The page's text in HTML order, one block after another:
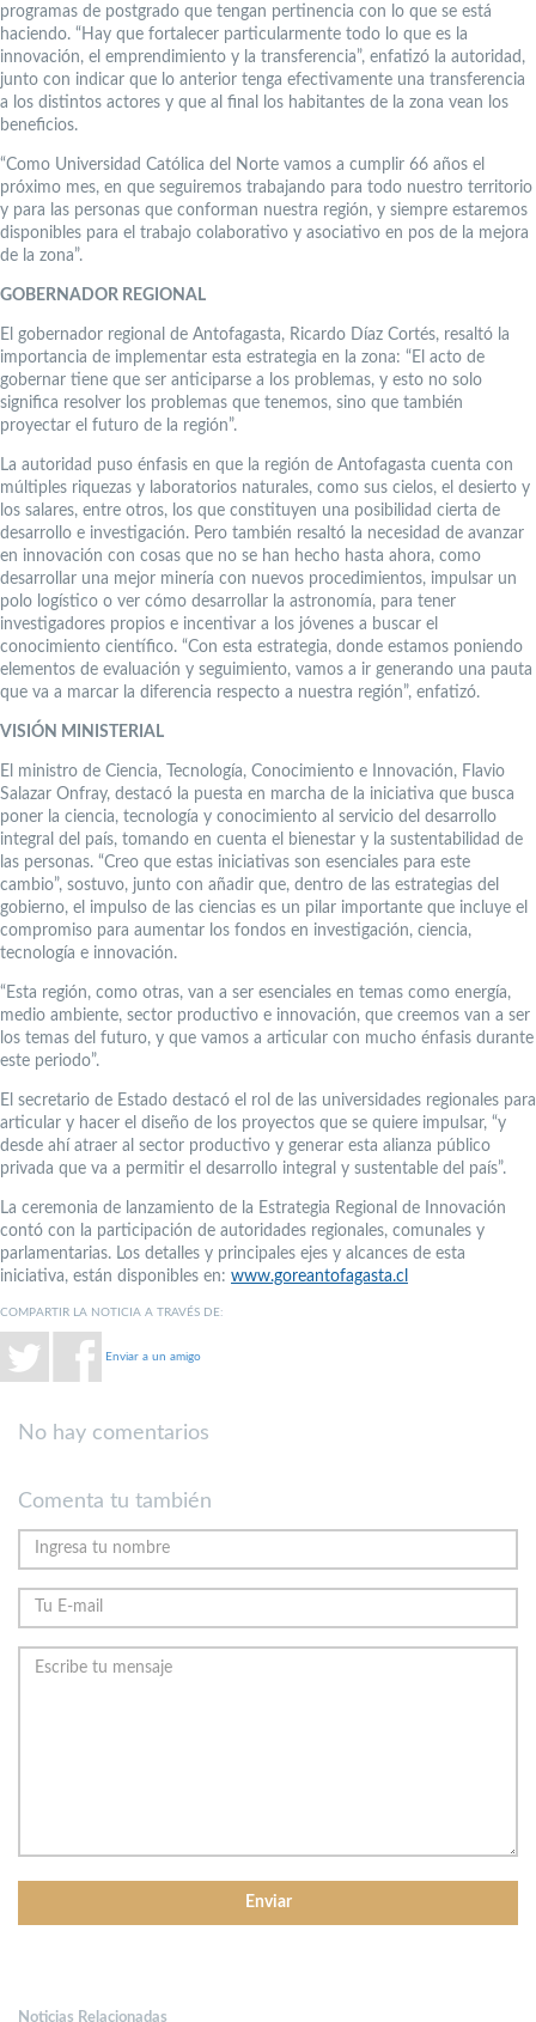
programas de postgrado que tengan pertinencia con lo que se está
haciendo. “Hay que fortalecer particularmente todo lo que es la
innovación, el emprendimiento y la transferencia”, enfatizó la autoridad,
junto con indicar que lo anterior tenga efectivamente una transferencia
a los distintos actores y que al final los habitantes de la zona vean los
beneficios.
“Como Universidad Católica del Norte vamos a cumplir 66 años el
próximo mes, en que seguiremos trabajando para todo nuestro territorio
y para las personas que conforman nuestra región, y siempre estaremos
disponibles para el trabajo colaborativo y asociativo en pos de la mejora
de la zona”.
GOBERNADOR REGIONAL
El gobernador regional de Antofagasta, Ricardo Díaz Cortés, resaltó la
importancia de implementar esta estrategia en la zona: “El acto de
gobernar tiene que ser anticiparse a los problemas, y esto no solo
significa resolver los problemas que tenemos, sino que también
proyectar el futuro de la región”.
La autoridad puso énfasis en que la región de Antofagasta cuenta con
múltiples riquezas y laboratorios naturales, como sus cielos, el desierto y
los salares, entre otros, los que constituyen una posibilidad cierta de
desarrollo e investigación. Pero también resaltó la necesidad de avanzar
en innovación con cosas que no se han hecho hasta ahora, como
desarrollar una mejor minería con nuevos procedimientos, impulsar un
polo logístico o ver cómo desarrollar la astronomía, para tener
investigadores propios e incentivar a los jóvenes a buscar el
conocimiento científico. “Con esta estrategia, donde estamos poniendo
elementos de evaluación y seguimiento, vamos a ir generando una pauta
que va a marcar la diferencia respecto a nuestra región”, enfatizó.
VISIÓN MINISTERIAL
El ministro de Ciencia, Tecnología, Conocimiento e Innovación, Flavio
Salazar Onfray, destacó la puesta en marcha de la iniciativa que busca
poner la ciencia, tecnología y conocimiento al servicio del desarrollo
integral del país, tomando en cuenta el bienestar y la sustentabilidad de
las personas. “Creo que estas iniciativas son esenciales para este
cambio”, sostuvo, junto con añadir que, dentro de las estrategias del
gobierno, el impulso de las ciencias es un pilar importante que incluye el
compromiso para aumentar los fondos en investigación, ciencia,
tecnología e innovación.
“Esta región, como otras, van a ser esenciales en temas como energía,
medio ambiente, sector productivo e innovación, que creemos van a ser
los temas del futuro, y que vamos a articular con mucho énfasis durante
este periodo”.
El secretario de Estado destacó el rol de las universidades regionales para
articular y hacer el diseño de los proyectos que se quiere impulsar, “y
desde ahí atraer al sector productivo y generar esta alianza público
privada que va a permitir el desarrollo integral y sustentable del país”.
La ceremonia de lanzamiento de la Estrategia Regional de Innovación
contó con la participación de autoridades regionales, comunales y
parlamentarias. Los detalles y principales ejes y alcances de esta
iniciativa, están disponibles en: www.goreantofagasta.cl
COMPARTIR LA NOTICIA A TRAVÉS DE:
Enviar a un amigo
No hay comentarios
Comenta tu también
Noticias Relacionadas